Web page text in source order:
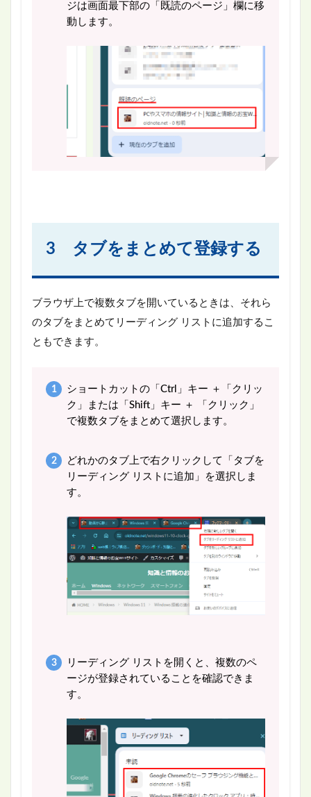
ジは画面最下部の「既読のページ」欄に移
動します。
3 タブをまとめて登録する
ブラウザ上で複数タブを開いているときは、それら
のタブをまとめてリーディング リストに追加するこ
ともできます。
ショートカットの「Ctrl」キー ＋「クリッ
ク」または「Shift」キー ＋ 「クリック」
で複数タブをまとめて選択します。
どれかのタブ上で右クリックして「タブを
リーディング リストに追加」を選択しま
す。
リーディング リストを開くと、複数のペ
ージが登録されていることを確認できま
す。